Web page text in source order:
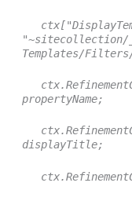
"~sitecollection/
Templates/
propertyName;
displayTitle;